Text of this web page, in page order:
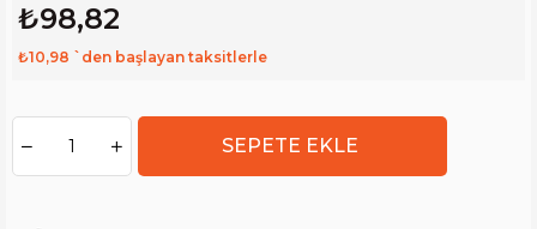
₺98,82
₺10,98 `den başlayan taksitlerle